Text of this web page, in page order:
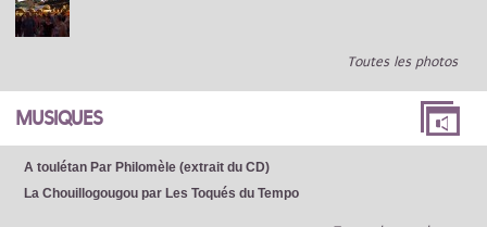
Toutes les photos
MUSIQUES
A toulétan Par Philomèle (extrait du CD)
La Chouillogougou par Les Toqués du Tempo